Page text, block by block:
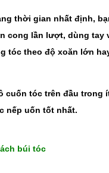
thời gian nhất định,
cong lần lượt, dùng tay
tóc theo độ xoăn lớn
cuốn tóc trên đầu trong
nếp uốn tốt nhất.
búi tóc